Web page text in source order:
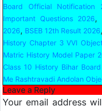
Board Official Notification
Important Questions 2026,
2026, BSEB 12th Result 2026,
History Chapter 3 VVI
Matric History Model Paper
Class 10 History Bihar
Me Rashtravadi Andolan
Leave a Reply
Your email address